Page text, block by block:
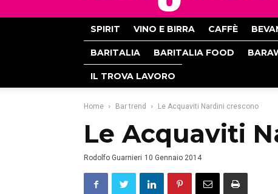
SPIRIT VINO E BIRRA CAFFÈ
BARITALIA BARITALIA FOOD
IL TROVA LAVORO
Home Bar trend Le Acquaviti Nardini crescono
Le Acquaviti
Rodolfo Guarnieri 10 Gennaio 2014